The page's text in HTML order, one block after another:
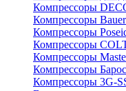
Компрессоры
Компрессоры Bauer
Компрессоры
Компрессоры
Компрессоры
Компрессоры Барос
Компрессоры 3G-